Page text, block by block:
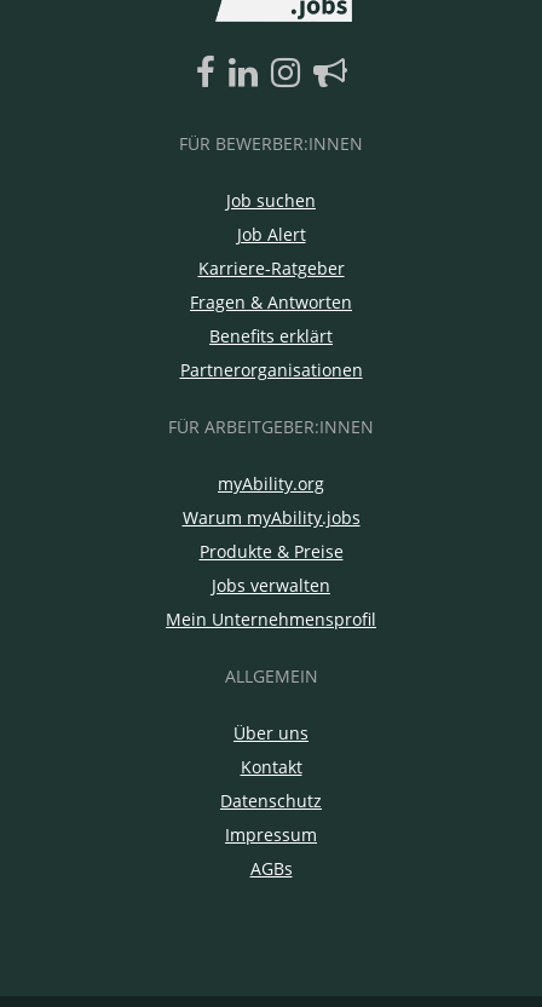
FÜR BEWERBER:INNEN
Job suchen
Job Alert
Karriere-Ratgeber
Fragen & Antworten
Benefits erklärt
Partnerorganisationen
FÜR ARBEITGEBER:INNEN
myAbility.org
Warum myAbility.jobs
Produkte & Preise
Jobs verwalten
Mein Unternehmensprofil
ALLGEMEIN
Über uns
Kontakt
Datenschutz
Impressum
AGBs